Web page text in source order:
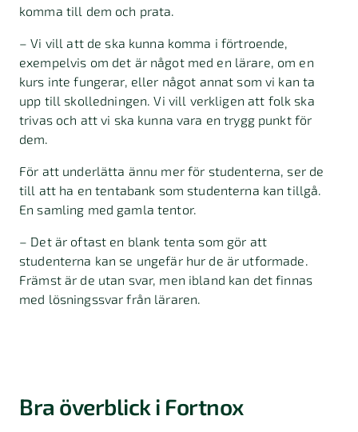
komma till dem och prata.
– Vi vill att de ska kunna komma i förtroende,
exempelvis om det är något med en lärare, om en
kurs inte fungerar, eller något annat som vi kan ta
upp till skolledningen. Vi vill verkligen att folk ska
trivas och att vi ska kunna vara en trygg punkt för
dem.
För att underlätta ännu mer för studenterna, ser de
till att ha en tentabank som studenterna kan tillgå.
En samling med gamla tentor.
– Det är oftast en blank tenta som gör att
studenterna kan se ungefär hur de är utformade.
Främst är de utan svar, men ibland kan det finnas
med lösningssvar från läraren.
Bra överblick i Fortnox